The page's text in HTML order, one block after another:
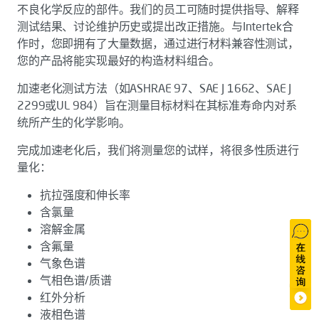
不良化学反应的部件。我们的员工可随时提供指导、解释
测试结果、讨论维护历史或提出改正措施。与Intertek合
作时，您即拥有了大量数据，通过进行材料兼容性测试，
您的产品将能实现最好的构造材料组合。
加速老化测试方法（如ASHRAE 97、SAE J 1662、SAE J
2299或UL 984）旨在测量目标材料在其标准寿命内对系
统所产生的化学影响。
完成加速老化后，我们将测量您的试样，将很多性质进行
量化：
抗拉强度和伸长率
含氯量
溶解金属
含氟量
气象色谱
气相色谱/质谱
红外分析
液相色谱